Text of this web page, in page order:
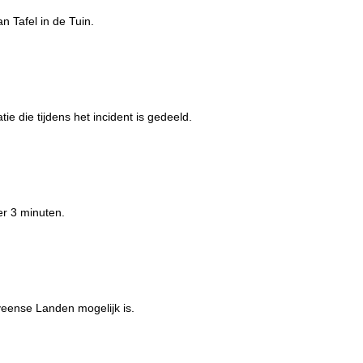
Tafel in de Tuin.
die tijdens het incident is gedeeld.
3 minuten.
Landen mogelijk is.